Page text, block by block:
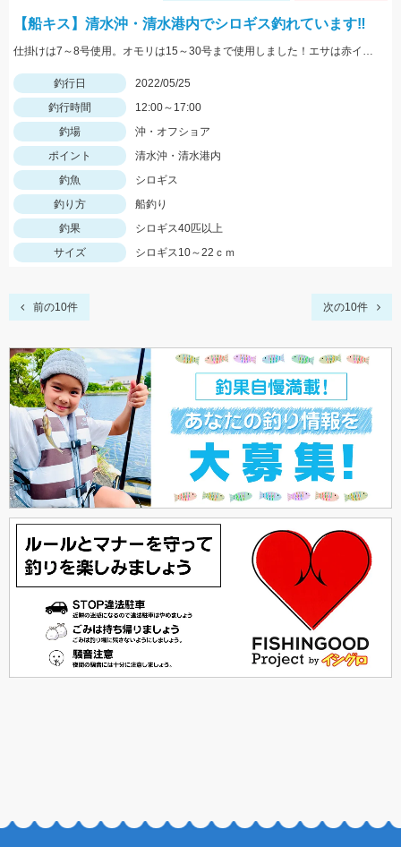
【船キス】清水沖・清水港内でシロギス釣れています‼
仕掛けは7～8号使用。オモリは15～30号まで使用しました！エサは赤イソメがオススメです！
釣行日
2022/05/25
釣行時間
12:00～17:00
釣場
沖・オフショア
ポイント
清水沖・清水港内
釣魚
シロギス
釣り方
船釣り
釣果
シロギス40匹以上
サイズ
シロギス10～22ｃｍ
前の10件 次の10件